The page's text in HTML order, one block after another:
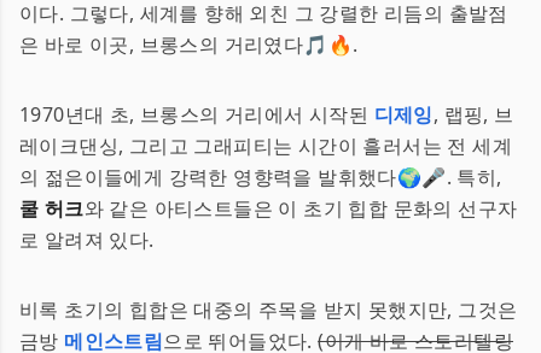
이다. 그렇다, 세계를 향해 외친 그 강렬한 리듬의 출발점
은 바로 이곳, 브롱스의 거리였다🎵🔥.
1970년대 초, 브롱스의 거리에서 시작된 디제잉, 랩핑, 브
레이크댄싱, 그리고 그래피티는 시간이 흘러서는 전 세계
의 젊은이들에게 강력한 영향력을 발휘했다🌍🎤. 특히,
쿨 허크와 같은 아티스트들은 이 초기 힙합 문화의 선구자
로 알려져 있다.
비록 초기의 힙합은 대중의 주목을 받지 못했지만, 그것은
금방 메인스트림으로 뛰어들었다.(이게 바로 스토리텔링